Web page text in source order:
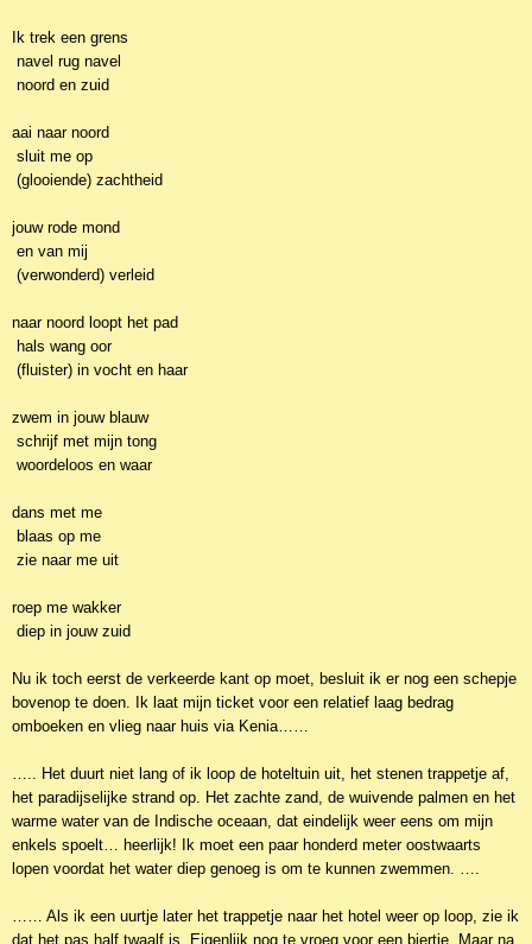
Ik trek een grens
navel rug navel
noord en zuid
aai naar noord
sluit me op
(glooiende) zachtheid
jouw rode mond
en van mij
(verwonderd) verleid
naar noord loopt het pad
hals wang oor
(fluister) in vocht en haar
zwem in jouw blauw
schrijf met mijn tong
woordeloos en waar
dans met me
blaas op me
zie naar me uit
roep me wakker
diep in jouw zuid
Nu ik toch eerst de verkeerde kant op moet, besluit ik er nog een schepje
bovenop te doen. Ik laat mijn ticket voor een relatief laag bedrag
omboeken en vlieg naar huis via Kenia……
….. Het duurt niet lang of ik loop de hoteltuin uit, het stenen trappetje af,
het paradijselijke strand op. Het zachte zand, de wuivende palmen en het
warme water van de Indische oceaan, dat eindelijk weer eens om mijn
enkels spoelt… heerlijk! Ik moet een paar honderd meter oostwaarts
lopen voordat het water diep genoeg is om te kunnen zwemmen. ….
…… Als ik een uurtje later het trappetje naar het hotel weer op loop, zie ik
dat het pas half twaalf is. Eigenlijk nog te vroeg voor een biertje. Maar na